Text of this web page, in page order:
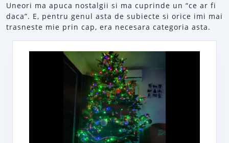
Uneori ma apuca nostalgii si ma cuprinde un “ce ar fi
daca”. E, pentru genul asta de subiecte si orice imi mai
trasneste mie prin cap, era necesara categoria asta.